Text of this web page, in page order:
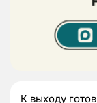
К выходу